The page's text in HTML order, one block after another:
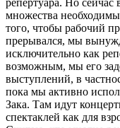
репертуара. Но сейчас
множества
того, чтобы рабочий
прерывался, мы
исключительно как
возможным, мы его
выступлений, в
пока мы активно
Зака. Там идут
спектаклей как для